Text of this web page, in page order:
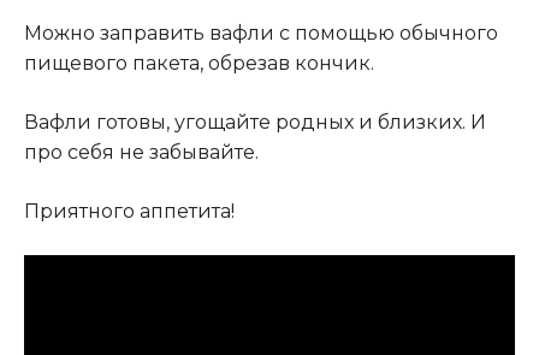
Можно заправить вафли с помощью обычного
пищевого пакета, обрезав кончик.
Вафли готовы, угощайте родных и близких. И
про себя не забывайте.
Приятного аппетита!